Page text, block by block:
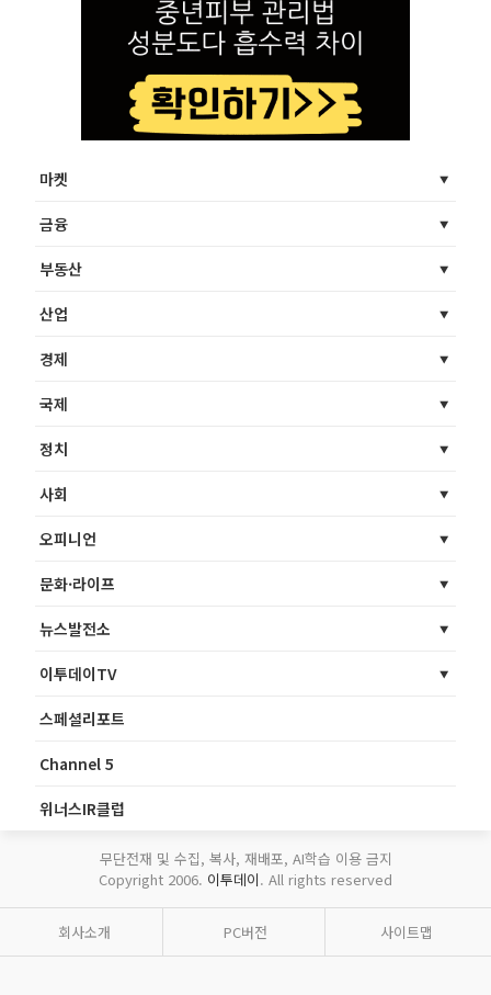
마켓
금융
부동산
산업
경제
국제
정치
사회
오피니언
문화·라이프
뉴스발전소
이투데이TV
스페셜리포트
Channel 5
위너스IR클럽
무단전재 및 수집, 복사, 재배포, AI학습 이용 금지
Copyright 2006. 이투데이. All rights reserved
회사소개 PC버전 사이트맵